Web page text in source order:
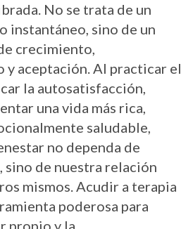
No se trata de un
instantáneo, sino de un
crecimiento,
aceptación. Al practicar el
la autosatisfacción,
una vida más rica,
saludable,
no dependa de
de nuestra relación
mismos.Acudir a terapia
poderosa para
propio y la